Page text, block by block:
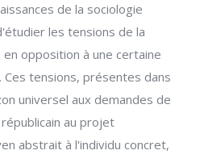
de la sociologie
les tensions de la
opposition à une certaine
Ces tensions, présentes dans
universel aux demandes de
au projet
abstrait à l'individu concret,